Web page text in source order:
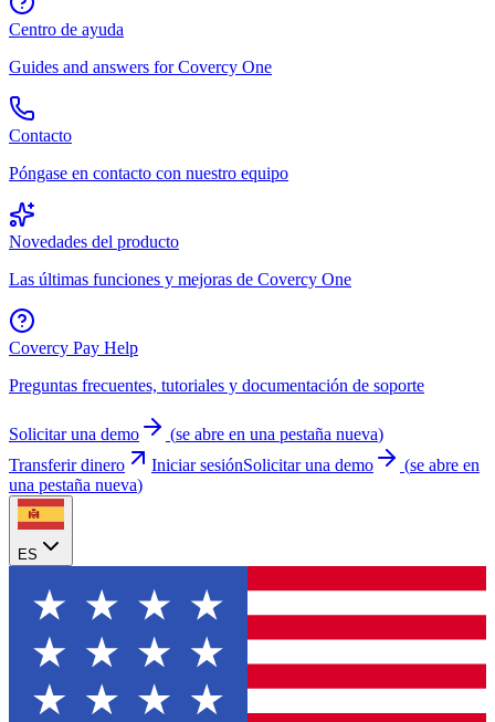
Centro de ayuda
Guides and answers for Covercy One
Contacto
Póngase en contacto con nuestro equipo
Novedades del producto
Las últimas funciones y mejoras de Covercy One
Covercy Pay Help
Preguntas frecuentes, tutoriales y documentación de soporte
Solicitar una demo (se abre en una pestaña nueva)
Transferir dinero
Iniciar sesiónSolicitar una demo (se abre en
una pestaña nueva)
ES